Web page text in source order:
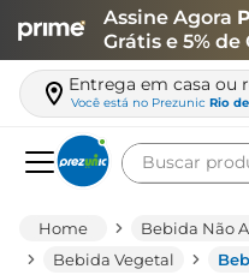
Assine Agora
Grátis e 5%
Entrega em casa ou
Você está no Prezunic Rio
Buscar
Bebida Não
Bebida Vegetal